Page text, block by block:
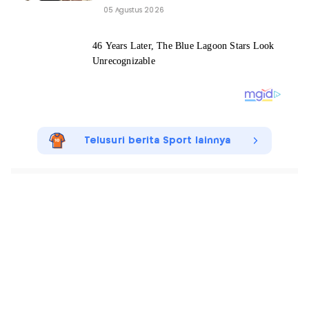
05 Agustus 2026
Telusuri berita Sport lainnya